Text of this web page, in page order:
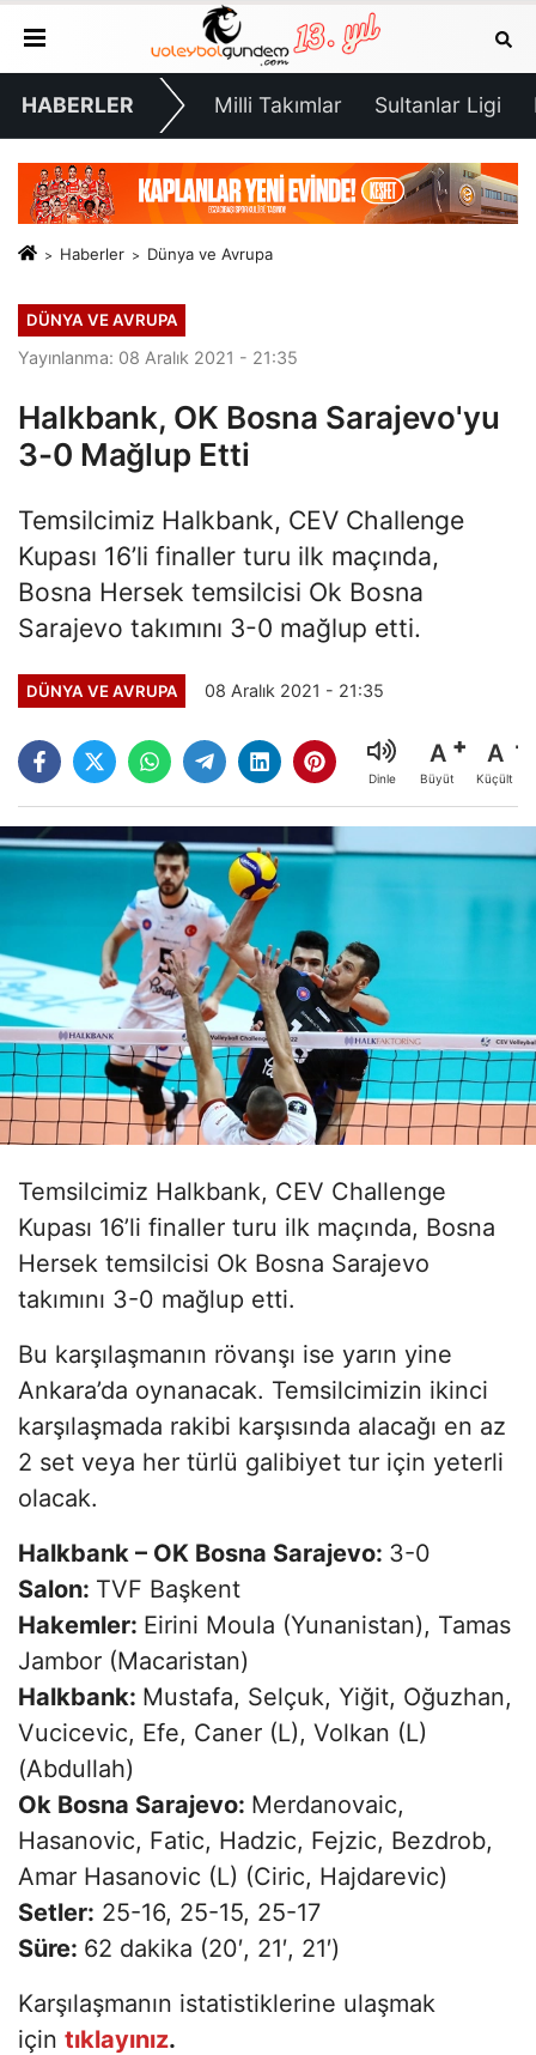
HABERLER Milli Takımlar Sultanlar Ligi
Haberler Dünya ve Avrupa
DÜNYA VE AVRUPA
Yayınlanma: 08 Aralık 2021 - 21:35
Halkbank, OK Bosna Sarajevo'yu
3-0 Mağlup Etti
Temsilcimiz Halkbank, CEV Challenge
Kupası 16’li finaller turu ilk maçında,
Bosna Hersek temsilcisi Ok Bosna
Sarajevo takımını 3-0 mağlup etti.
DÜNYA VE AVRUPA 08 Aralık 2021 - 21:35
Dinle
A
Büyüt
A
Küçült
Temsilcimiz Halkbank, CEV Challenge
Kupası 16’li finaller turu ilk maçında, Bosna
Hersek temsilcisi Ok Bosna Sarajevo
takımını 3-0 mağlup etti.
Bu karşılaşmanın rövanşı ise yarın yine
Ankara’da oynanacak. Temsilcimizin ikinci
karşılaşmada rakibi karşısında alacağı en az
2 set veya her türlü galibiyet tur için yeterli
olacak.
Halkbank – OK Bosna Sarajevo: 3-0
Salon: TVF Başkent
Hakemler: Eirini Moula (Yunanistan), Tamas
Jambor (Macaristan)
Halkbank: Mustafa, Selçuk, Yiğit, Oğuzhan,
Vucicevic, Efe, Caner (L), Volkan (L)
(Abdullah)
Ok Bosna Sarajevo: Merdanovaic,
Hasanovic, Fatic, Hadzic, Fejzic, Bezdrob,
Amar Hasanovic (L) (Ciric, Hajdarevic)
Setler: 25-16, 25-15, 25-17
Süre: 62 dakika (20′, 21′, 21′)
Karşılaşmanın istatistiklerine ulaşmak
için tıklayınız.